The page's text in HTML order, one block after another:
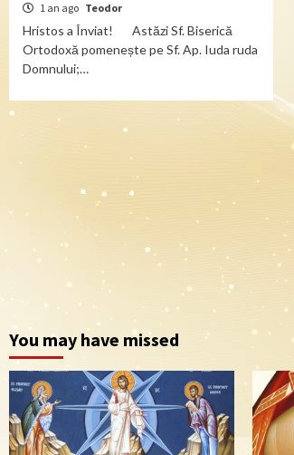
1 an ago Teodor
Hristos a Înviat! Astăzi Sf. Biserică
Ortodoxă pomenește pe Sf. Ap. Iuda ruda
Domnului;…
You may have missed